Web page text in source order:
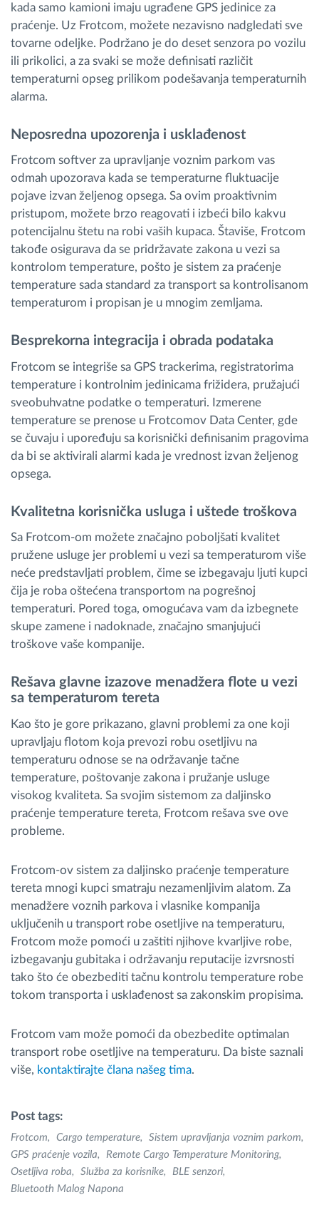
kada samo kamioni imaju ugrađene GPS jedinice za
praćenje. Uz Frotcom, možete nezavisno nadgledati sve
tovarne odeljke. Podržano je do deset senzora po vozilu
ili prikolici, a za svaki se može definisati različit
temperaturni opseg prilikom podešavanja temperaturnih
alarma.
Neposredna upozorenja i usklađenost
Frotcom softver za upravljanje voznim parkom vas
odmah upozorava kada se temperaturne fluktuacije
pojave izvan željenog opsega. Sa ovim proaktivnim
pristupom, možete brzo reagovati i izbeći bilo kakvu
potencijalnu štetu na robi vaših kupaca. Štaviše, Frotcom
takođe osigurava da se pridržavate zakona u vezi sa
kontrolom temperature, pošto je sistem za praćenje
temperature sada standard za transport sa kontrolisanom
temperaturom i propisan je u mnogim zemljama.
Besprekorna integracija i obrada podataka
Frotcom se integriše sa GPS trackerima, registratorima
temperature i kontrolnim jedinicama frižidera, pružajući
sveobuhvatne podatke o temperaturi. Izmerene
temperature se prenose u Frotcomov Data Center, gde
se čuvaju i upoređuju sa korisnički definisanim pragovima
da bi se aktivirali alarmi kada je vrednost izvan željenog
opsega.
Kvalitetna korisnička usluga i uštede troškova
Sa Frotcom-om možete značajno poboljšati kvalitet
pružene usluge jer problemi u vezi sa temperaturom više
neće predstavljati problem, čime se izbegavaju ljuti kupci
čija je roba oštećena transportom na pogrešnoj
temperaturi. Pored toga, omogućava vam da izbegnete
skupe zamene i nadoknade, značajno smanjujući
troškove vaše kompanije.
Rešava glavne izazove menadžera flote u vezi
sa temperaturom tereta
Kao što je gore prikazano, glavni problemi za one koji
upravljaju flotom koja prevozi robu osetljivu na
temperaturu odnose se na održavanje tačne
temperature, poštovanje zakona i pružanje usluge
visokog kvaliteta. Sa svojim sistemom za daljinsko
praćenje temperature tereta, Frotcom rešava sve ove
probleme.
Frotcom-ov sistem za daljinsko praćenje temperature
tereta mnogi kupci smatraju nezamenljivim alatom. Za
menadžere voznih parkova i vlasnike kompanija
uključenih u transport robe osetljive na temperaturu,
Frotcom može pomoći u zaštiti njihove kvarljive robe,
izbegavanju gubitaka i održavanju reputacije izvrsnosti
tako što će obezbediti tačnu kontrolu temperature robe
tokom transporta i usklađenost sa zakonskim propisima.
Frotcom vam može pomoći da obezbedite optimalan
transport robe osetljive na temperaturu. Da biste saznali
više, kontaktirajte člana našeg tima.
Post tags:
Frotcom Cargo temperature
Sistem upravljanja voznim parkom
GPS praćenje vozila
Remote Cargo Temperature Monitoring
Osetljiva roba
Služba za korisnike
BLE senzori
Bluetooth Malog Napona